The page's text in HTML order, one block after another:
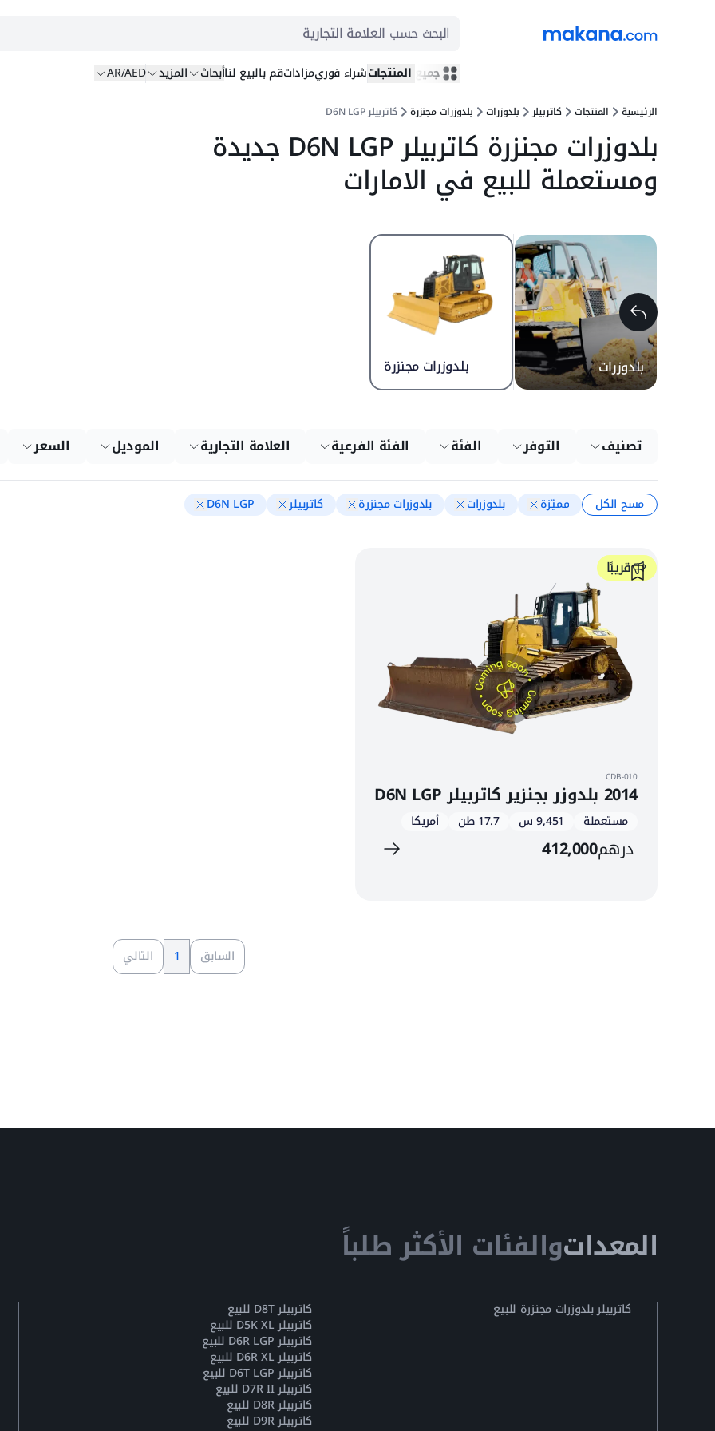
البحث حسب العلامة التجارية
جميع المنتجاتشراء فوريمزاداتقم بالبيع لناأبحاث المزيد AR/AED
الرئيسية المنتجات كاتربيلر بلدوزرات بلدوزرات مجنزرة كاتربيلر D6N LGP
بلدوزرات مجنزرة كاتربيلر D6N LGP جديدة
ومستعملة للبيع في الامارات
بلدوزرات بلدوزرات مجنزرة
تصنيف التوفر الفئة الفئة الفرعية العلامة التجارية الموديل السعر
مسح الكل مميّزة بلدوزرات بلدوزرات مجنزرة كاتربيلر D6N LGP
قريبًا
CDB-010
2014 بلدوزر بجنزير كاتربيلر D6N LGP
مستعملة 9,451 س 17.7 طن أمريكا
درهم412,000
السابق 1 التالي
المعداتوالفئات الأكثر طلباً
كاتربيلر بلدوزرات مجنزرة للبيع كاتربيلر D8T للبيع
كاتربيلر D5K XL للبيع
كاتربيلر D6R LGP للبيع
كاتربيلر D6R XL للبيع
كاتربيلر D6T LGP للبيع
كاتربيلر D7R II للبيع
كاتربيلر D8R للبيع
كاتربيلر D9R للبيع